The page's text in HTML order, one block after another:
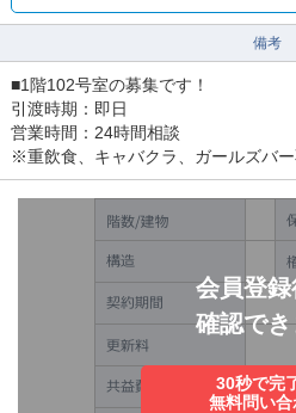
備考
■1階102号室の募集です！
引渡時期：即日
営業時間：24時間相談
※重飲食、キャバクラ、ガールズバ
会員登
確認で
30秒で完
無料問い合